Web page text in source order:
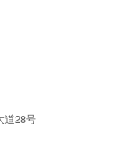
道28号